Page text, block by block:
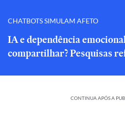
CHATBOTS SIMULAM AFETO
IA e dependência
compartilhar? Pesquisas
CONTINUA APÓS A